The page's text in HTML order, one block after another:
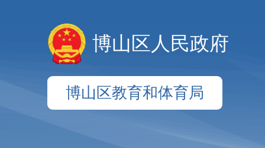
博山区人民政府
博山区教育和体育局